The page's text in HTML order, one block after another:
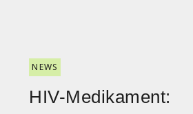
NEWS
HIV-Medikament: